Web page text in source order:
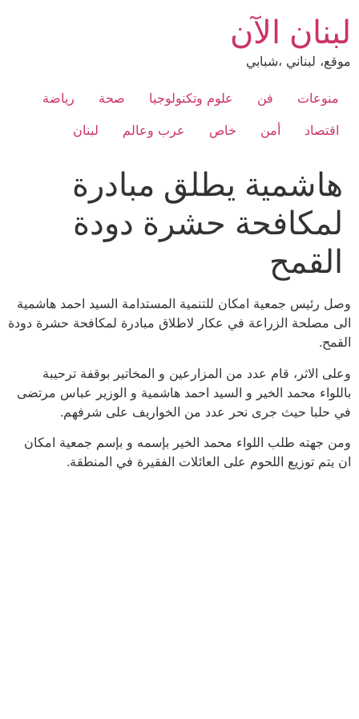
content
لبنان الآن
موقع، لبناني ،شبابي
منوعات فن علوم وتكنولوجيا صحة
رياضة
اقتصاد
أمن خاص عرب وعالم لبنان
هاشمية يطلق مبادرة
لمكافحة حشرة دودة
القمح
وصل رئيس جمعية امكان للتنمية المستدامة السيد احمد هاشمية
الى مصلحة الزراعة في عكار لاطلاق مبادرة لمكافحة حشرة دودة
القمح.
وعلى الاثر، قام عدد من المزارعين و المخاتير بوقفة ترحيبة
باللواء محمد الخير و السيد احمد هاشمية و الوزير عباس مرتضى
في حلبا حيث جرى نحر عدد من الخواريف على شرفهم.
ومن جهته طلب اللواء محمد الخير بإسمه و بإسم جمعية امكان
ان يتم توزيع اللحوم على العائلات الفقيرة في المنطقة.